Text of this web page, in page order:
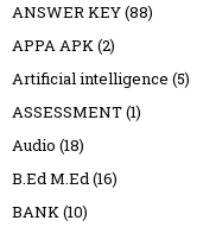
ANSWER KEY(88)
APPA APK(2)
Artificial intelligence (5)
ASSESSMENT(1)
Audio (18)
B.Ed M.Ed(16)
BANK(10)